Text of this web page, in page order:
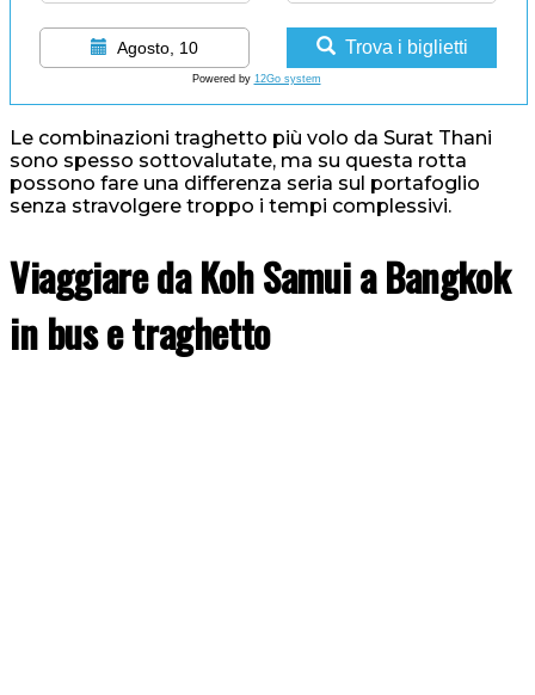
Agosto, 10 Trova i biglietti
Powered by 12Go system
Le combinazioni traghetto più volo da Surat Thani
sono spesso sottovalutate, ma su questa rotta
possono fare una differenza seria sul portafoglio
senza stravolgere troppo i tempi complessivi.
Viaggiare da Koh Samui a Bangkok
in bus e traghetto